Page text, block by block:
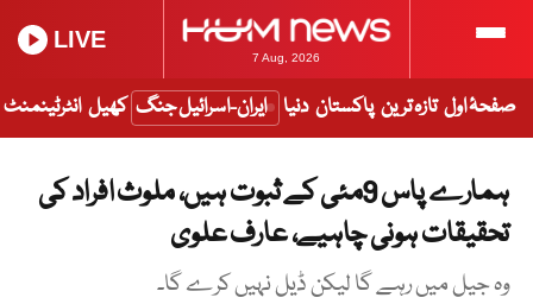
7 Aug, 2026
LIVE
صفحۂ اول تازہ ترین پاکستان دنیا ایران-اسرائیل جنگ کھیل انٹرٹینمنٹ
ہمارے پاس 9مئی کے ثبوت ہیں، ملوث افراد کی
تحقیقات ہونی چاہیے، عارف علوی
وہ جیل میں رہے گا لیکن ڈیل نہیں کرے گا۔